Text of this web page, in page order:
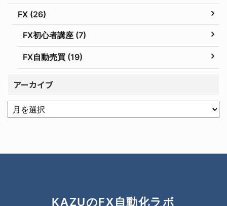
FX (26)
FX初心者講座 (7)
FX自動売買 (19)
アーカイブ
KAZUのFX自動化ラボ